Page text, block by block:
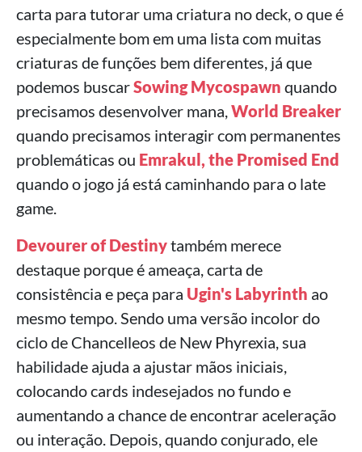
carta para tutorar uma criatura no deck, o que é
especialmente bom em uma lista com muitas
criaturas de funções bem diferentes, já que
podemos buscarSowing Mycospawn quando
precisamos desenvolver mana,World Breaker
quando precisamos interagir com permanentes
problemáticas ou Emrakul, the Promised End
quando o jogo já está caminhando para o late
game.
Devourer of Destinytambém merece
destaque porque é ameaça, carta de
consistência e peça para Ugin's Labyrinth ao
mesmo tempo. Sendo uma versão incolor do
ciclo de Chancelleos de New Phyrexia, sua
habilidade ajuda a ajustar mãos iniciais,
colocando cards indesejados no fundo e
aumentando a chance de encontrar aceleração
ou interação. Depois, quando conjurado, ele